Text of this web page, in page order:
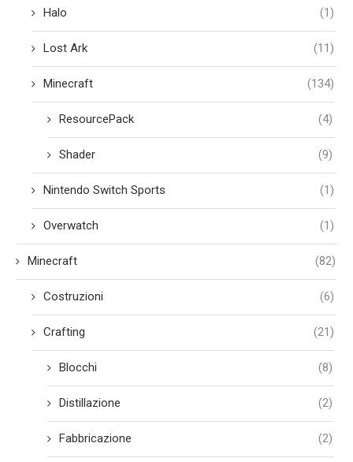
Halo (1)
Lost Ark (11)
Minecraft (134)
ResourcePack (4)
Shader (9)
Nintendo Switch Sports (1)
Overwatch (1)
Minecraft (82)
Costruzioni (6)
Crafting (21)
Blocchi (8)
Distillazione (2)
Fabbricazione (2)